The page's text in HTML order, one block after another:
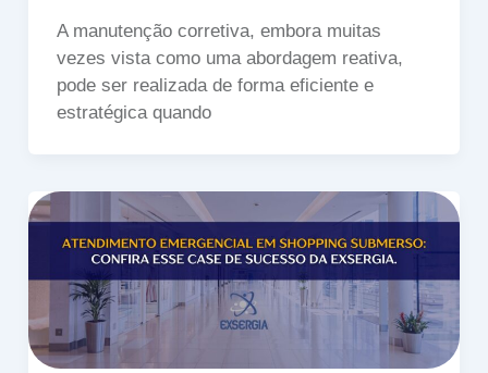
A manutenção corretiva, embora muitas
vezes vista como uma abordagem reativa,
pode ser realizada de forma eficiente e
estratégica quando